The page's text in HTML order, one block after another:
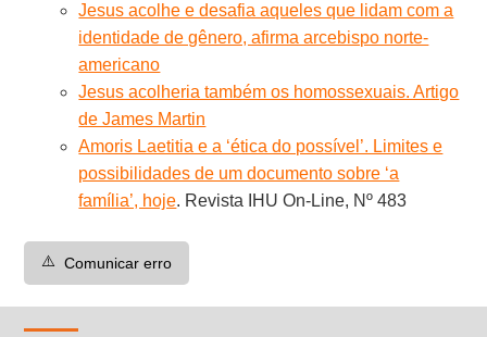
Jesus acolhe e desafia aqueles que lidam com a
identidade de gênero, afirma arcebispo norte-
americano
Jesus acolheria também os homossexuais. Artigo
de James Martin
Amoris Laetitia e a ‘ética do possível’. Limites e
possibilidades de um documento sobre ‘a
família’, hoje. Revista IHU On-Line, Nº 483
⚠️ Comunicar erro